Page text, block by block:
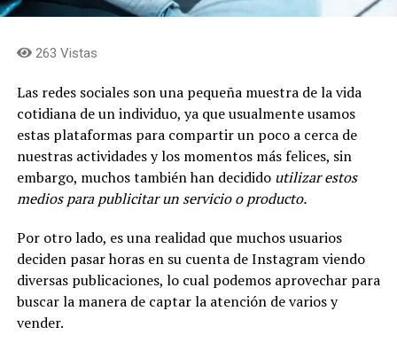
263 Vistas
Las redes sociales son una pequeña muestra de la vida
cotidiana de un individuo, ya que usualmente usamos
estas plataformas para compartir un poco a cerca de
nuestras actividades y los momentos más felices, sin
embargo, muchos también han decidido utilizar estos
medios para publicitar un servicio o producto.
Por otro lado, es una realidad que muchos usuarios
deciden pasar horas en su cuenta de Instagram viendo
diversas publicaciones, lo cual podemos aprovechar para
buscar la manera de captar la atención de varios y
vender.